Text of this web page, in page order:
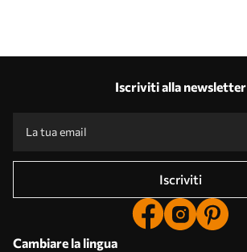
Iscriviti alla newsletter
Iscriviti
Cambiare la lingua